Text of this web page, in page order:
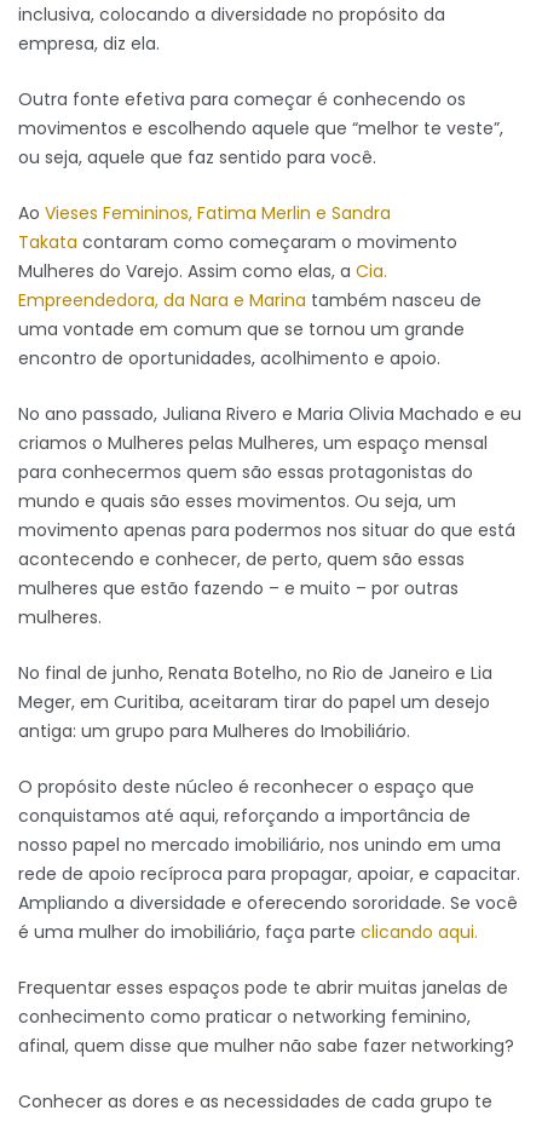
inclusiva, colocando a diversidade no propósito da
empresa, diz ela.
Outra fonte efetiva para começar é conhecendo os
movimentos e escolhendo aquele que “melhor te veste”,
ou seja, aquele que faz sentido para você.
Ao Vieses Femininos, Fatima Merlin e Sandra
Takata contaram como começaram o movimento
Mulheres do Varejo. Assim como elas, a Cia.
Empreendedora, da Nara e Marina também nasceu de
uma vontade em comum que se tornou um grande
encontro de oportunidades, acolhimento e apoio.
No ano passado, Juliana Rivero e Maria Olivia Machado e eu
criamos o Mulheres pelas Mulheres, um espaço mensal
para conhecermos quem são essas protagonistas do
mundo e quais são esses movimentos. Ou seja, um
movimento apenas para podermos nos situar do que está
acontecendo e conhecer, de perto, quem são essas
mulheres que estão fazendo – e muito – por outras
mulheres.
No final de junho, Renata Botelho, no Rio de Janeiro e Lia
Meger, em Curitiba, aceitaram tirar do papel um desejo
antiga: um grupo para Mulheres do Imobiliário.
O propósito deste núcleo é reconhecer o espaço que
conquistamos até aqui, reforçando a importância de
nosso papel no mercado imobiliário, nos unindo em uma
rede de apoio recíproca para propagar, apoiar, e capacitar.
Ampliando a diversidade e oferecendo sororidade. Se você
é uma mulher do imobiliário, faça parte clicando aqui.
Frequentar esses espaços pode te abrir muitas janelas de
conhecimento como praticar o networking feminino,
afinal, quem disse que mulher não sabe fazer networking?
Conhecer as dores e as necessidades de cada grupo te